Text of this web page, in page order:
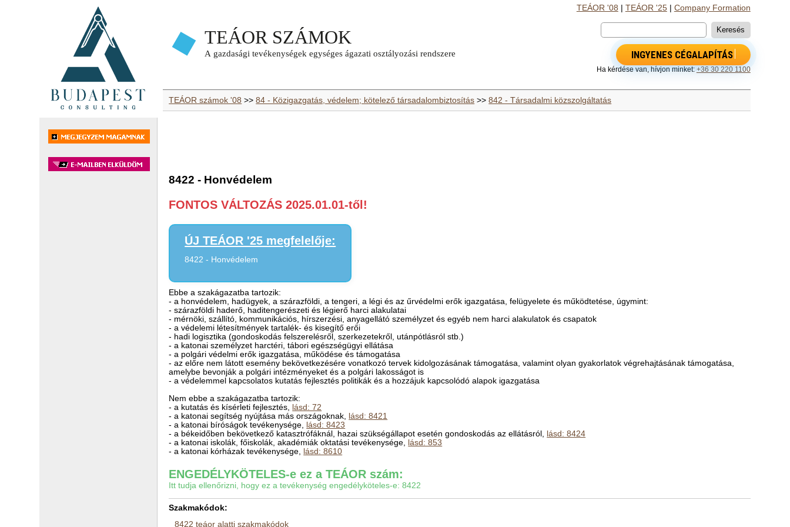
TEÁOR '08 TEÁOR '25| Company Formation
INGYENES CÉGALAPÍTÁS
Ha kérdése van, hívjon minket: +36 30 220 1100
TEÁOR számok '08 >>84 - Közigazgatás, védelem; kötelező társadalombiztosítás >>842 - Társadalmi közszolgáltatás
8422 - Honvédelem
FONTOS VÁLTOZÁS 2025.01.01-től!
ÚJ TEÁOR '25 megfelelője:
8422 - Honvédelem
Ebbe a szakágazatba tartozik:
- a honvédelem, hadügyek, a szárazföldi, a tengeri, a légi és az űrvédelmi erők igazgatása, felügyelete és működtetése, úgymint:
- szárazföldi haderő, haditengerészeti és légierő harci alakulatai
- mérnöki, szállító, kommunikációs, hírszerzési, anyagellátó személyzet és egyéb nem harci alakulatok és csapatok
- a védelemi létesítmények tartalék- és kisegítő erői
- hadi logisztika (gondoskodás felszerelésről, szerkezetekről, utánpótlásról stb.)
- a katonai személyzet harctéri, tábori egészségügyi ellátása
- a polgári védelmi erők igazgatása, működése és támogatása
- az előre nem látott esemény bekövetkezésére vonatkozó tervek kidolgozásának támogatása, valamint olyan gyakorlatok végrehajtásának támogatása,
amelybe bevonják a polgári intézményeket és a polgári lakosságot is
- a védelemmel kapcsolatos kutatás fejlesztés politikák és a hozzájuk kapcsolódó alapok igazgatása
Nem ebbe a szakágazatba tartozik:
- a kutatás és kísérleti fejlesztés, lásd: 72
- a katonai segítség nyújtása más országoknak, lásd: 8421
- a katonai bíróságok tevékenysége, lásd: 8423
- a békeidőben bekövetkező katasztrófáknál, hazai szükségállapot esetén gondoskodás az ellátásról, lásd: 8424
- a katonai iskolák, főiskolák, akadémiák oktatási tevékenysége, lásd: 853
- a katonai kórházak tevékenysége, lásd: 8610
ENGEDÉLYKÖTELES-e ez a TEÁOR szám:
Itt tudja ellenőrizni, hogy ez a tevékenység engedélyköteles-e: 8422
Szakmakódok:
8422 teáor alatti szakmakódok